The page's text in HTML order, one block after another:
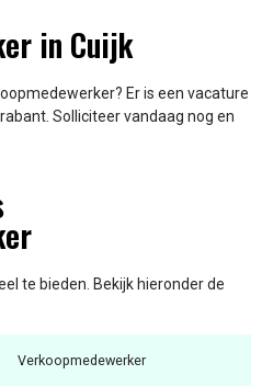
in Cuijk
Er is een vacature
Solliciteer vandaag nog en
te bieden. Bekijk hieronder de
Verkoopmedewerker